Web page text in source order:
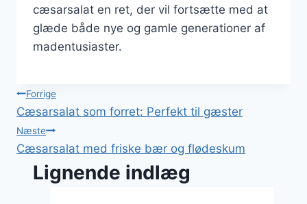
cæsarsalat en ret, der vil fortsætte med at
glæde både nye og gamle generationer af
madentusiaster.
Indlægsnavigation
Forrige
Cæsarsalat som forret: Perfekt til gæster
Næste
Cæsarsalat med friske bær og flødeskum
Lignende indlæg